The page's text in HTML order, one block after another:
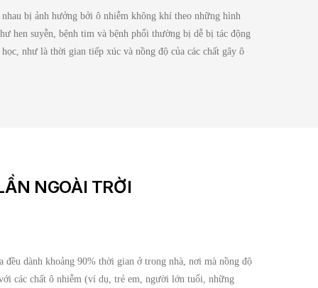
bị ảnh hưởng bởi ô nhiễm không khí theo những hình
hen suyễn, bệnh tim và bệnh phổi thường bị dễ bị tác động
như là thời gian tiếp xúc và nồng độ của các chất gây ô
NGOÀI TRỜI
dành khoảng 90% thời gian ở trong nhà, nơi mà nồng độ
các chất ô nhiễm (ví dụ, trẻ em, người lớn tuổi, những